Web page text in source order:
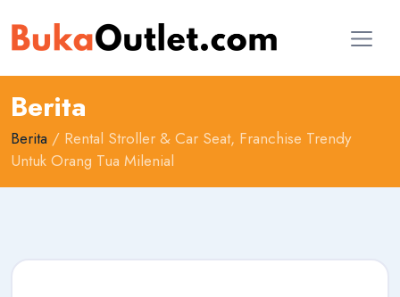
Berita
Berita / Rental Stroller & Car Seat, Franchise Trendy
Untuk Orang Tua Milenial